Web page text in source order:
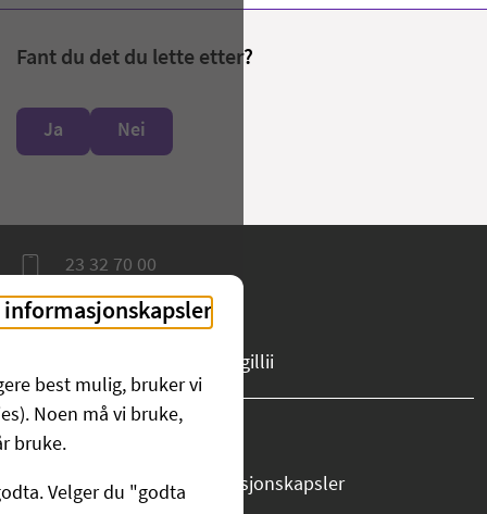
Fant du det du lette etter?
Ja Nei